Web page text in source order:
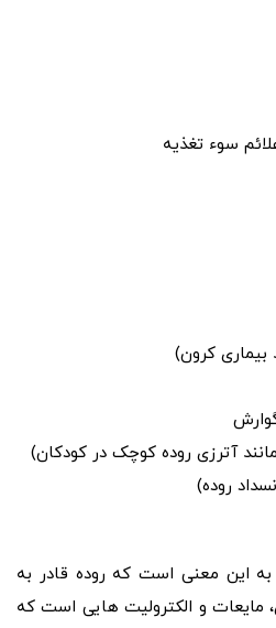
سوء تغذیه
بیماری کرون)
آترزی روده کوچک در کودکان)
روده)
به این معنی است که روده قادر به
مایعات و الکترولیت هایی است که